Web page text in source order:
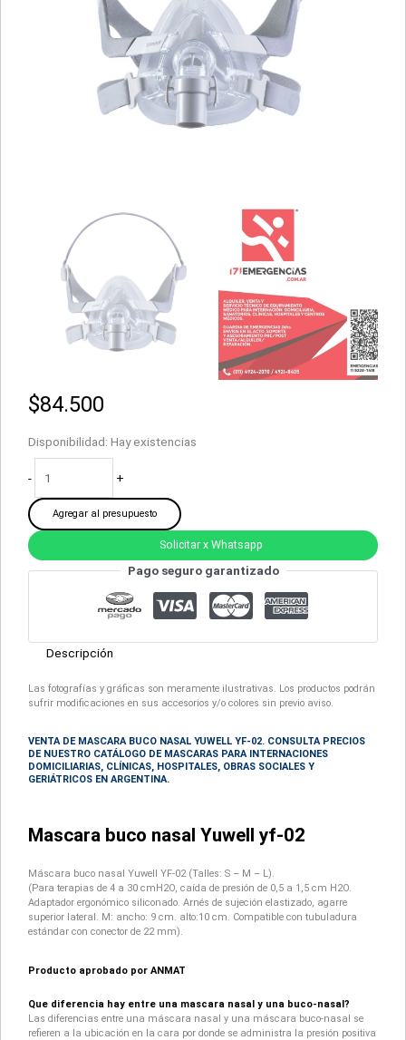
$84.500
Disponibilidad: Hay existencias
- +
Agregar al presupuesto
Solicitar x Whatsapp
Pago seguro garantizado
Descripción
Las fotografías y gráficas son meramente ilustrativas. Los productos podrán
sufrir modificaciones en sus accesorios y/o colores sin previo aviso.
VENTA DE MASCARA BUCO NASAL YUWELL YF-02. CONSULTA PRECIOS
DE NUESTRO CATÁLOGO DE MASCARAS PARA INTERNACIONES
DOMICILIARIAS, CLÍNICAS, HOSPITALES, OBRAS SOCIALES Y
GERIÁTRICOS EN ARGENTINA.
Mascara buco nasal Yuwell yf-02
Máscara buco nasal Yuwell YF-02 (Talles: S – M – L).
(Para terapias de 4 a 30 cmH2O, caída de presión de 0,5 a 1,5 cm H2O.
Adaptador ergonómico siliconado. Arnés de sujeción elastizado, agarre
superior lateral. M: ancho: 9 cm. alto:10 cm. Compatible con tubuladura
estándar con conector de 22 mm).
Producto aprobado por ANMAT
Que diferencia hay entre una mascara nasal y una buco-nasal?
Las diferencias entre una máscara nasal y una máscara buco-nasal se
refieren a la ubicación en la cara por donde se administra la presión positiva